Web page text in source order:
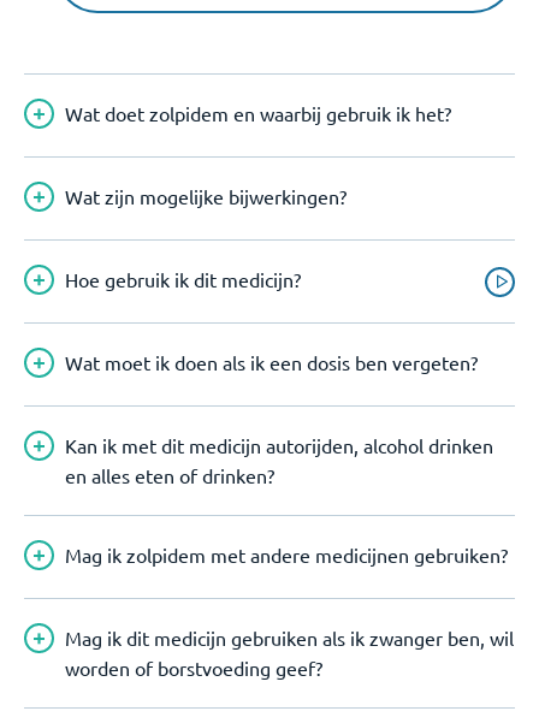
Wat doet zolpidem en waarbij gebruik ik het?
Wat zijn mogelijke bijwerkingen?
Hoe gebruik ik dit medicijn?
Wat moet ik doen als ik een dosis ben vergeten?
Kan ik met dit medicijn autorijden, alcohol drinken
en alles eten of drinken?
Mag ik zolpidem met andere medicijnen gebruiken?
Mag ik dit medicijn gebruiken als ik zwanger ben, wil
worden of borstvoeding geef?